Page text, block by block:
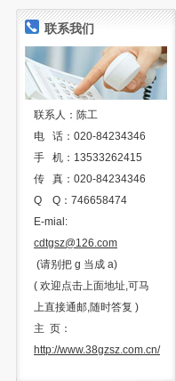
联系我们
联系人：陈工
电 话：020-84234346
手 机：13533262415
传 真：020-84234346
Q Q：746658474
E-mial:
cdtgsz@126.com
(请别把 g 当成 a)
( 欢迎点击上面地址,可马
上直接通邮,随时答复 )
主 页：
http://www.38gzsz.com.cn/